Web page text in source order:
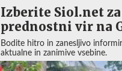
Izberite Siol.net
prednostni vir na
Bodite hitro in zanesljivo
aktualne in zanimive vsebine.